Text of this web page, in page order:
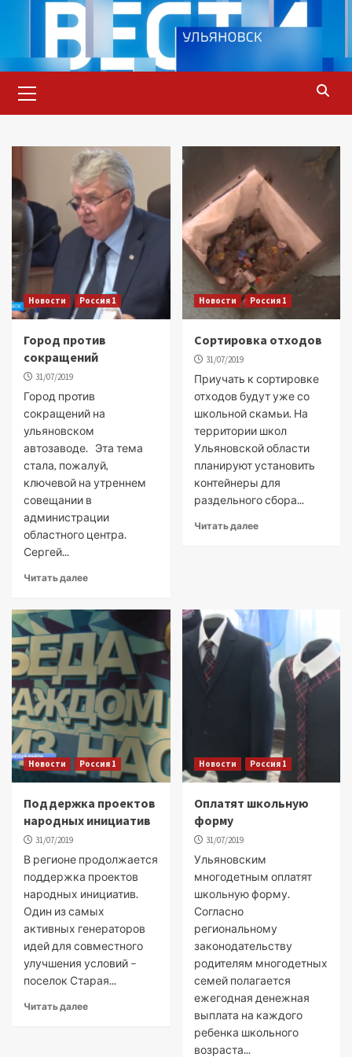
содержимому
меню
Новости Россия 1
Город против
сокращений
31/07/2019
Город против
сокращений на
ульяновском
автозаводе. Эта тема
стала, пожалуй,
ключевой на утреннем
совещании в
администрации
областного центра.
Сергей...
Читать далее
Новости Россия 1
Сортировка отходов
31/07/2019
Приучать к сортировке
отходов будут уже со
школьной скамьи. На
территории школ
Ульяновской области
планируют установить
контейнеры для
раздельного сбора...
Читать далее
Новости Россия 1
Поддержка проектов
народных инициатив
31/07/2019
В регионе продолжается
поддержка проектов
народных инициатив.
Один из самых
активных генераторов
идей для совместного
улучшения условий –
поселок Старая...
Читать далее
Новости Россия 1
Оплатят школьную
форму
31/07/2019
Ульяновским
многодетным оплатят
школьную форму.
Согласно
региональному
законодательству
родителям многодетных
семей полагается
ежегодная денежная
выплата на каждого
ребенка школьного
возраста...